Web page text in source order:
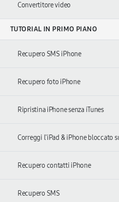
Convertitore video
TUTORIAL IN PRIMO PIANO
Recupero SMS iPhone
Recupero foto iPhone
Ripristina iPhone senza iTunes
Correggi l'iPad & iPhone bloccato
Recupero contatti iPhone
Recupero SMS